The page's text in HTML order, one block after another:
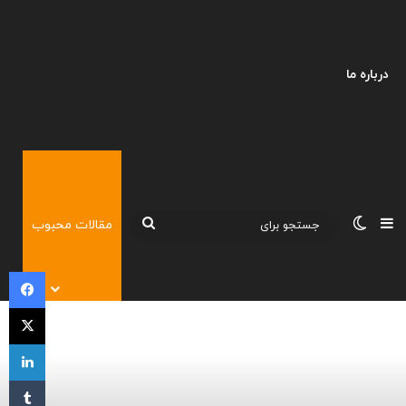
درباره ما
نوارکناریتغییر پوسته
جستجومقالات محبوب